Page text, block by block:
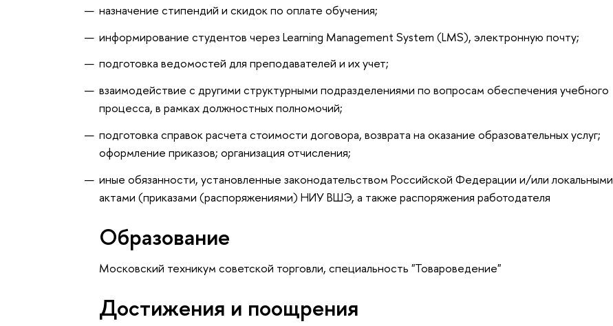
назначение стипендий и скидок по оплате обучения;
информирование студентов через Learning Management System (LMS), электронную почту;
подготовка ведомостей для преподавателей и их учет;
взаимодействие с другими структурными подразделениями по вопросам обеспечения учебного
процесса, в рамках должностных полномочий;
подготовка справок расчета стоимости договора, возврата на оказание образовательных услуг;
оформление приказов; организация отчисления;
иные обязанности, установленные законодательством Российской Федерации и/или локальными
актами (приказами (распоряжениями) НИУ ВШЭ, а также распоряжения работодателя
Образование
Московский техникум советской торговли, специальность "Товароведение"
Достижения и поощрения